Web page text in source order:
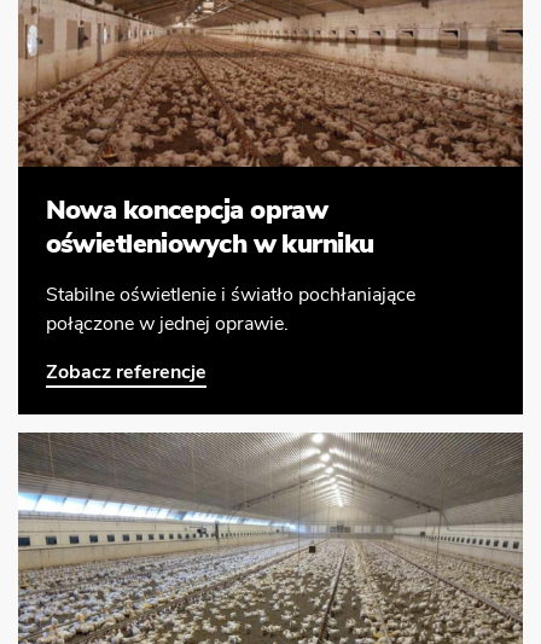
Nowa koncepcja opraw
oświetleniowych w kurniku
Stabilne oświetlenie i światło pochłaniające
połączone w jednej oprawie.
Zobacz referencje